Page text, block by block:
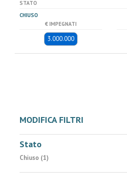
STATO
CHIUSO
€ IMPEGNATI
3.000.000
MODIFICA FILTRI
Stato
Chiuso (1)